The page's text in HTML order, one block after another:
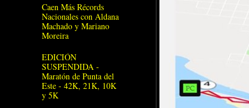
Caen Más Récords
Nacionales con Aldana
Machado y Mariano
Moreira
EDICIÓN
SUSPENDIDA -
Maratón de Punta del
Este - 42K, 21K, 10K
y 5K